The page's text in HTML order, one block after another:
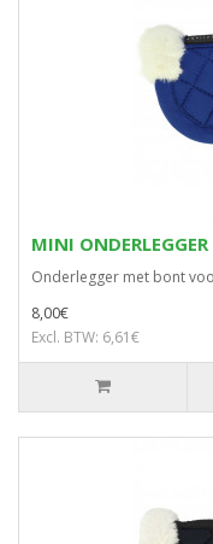
MINI
Onderlegger met bont
8,00€
Excl. BTW: 6,61€